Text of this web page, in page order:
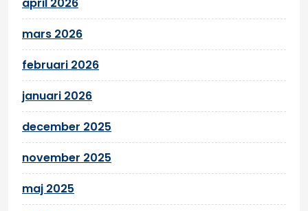
mars 2026
februari 2026
januari 2026
december 2025
november 2025
maj 2025